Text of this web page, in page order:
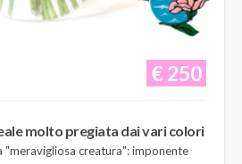
€ 250
molto pregiata dai vari colori
"meravigliosa creatura": imponente